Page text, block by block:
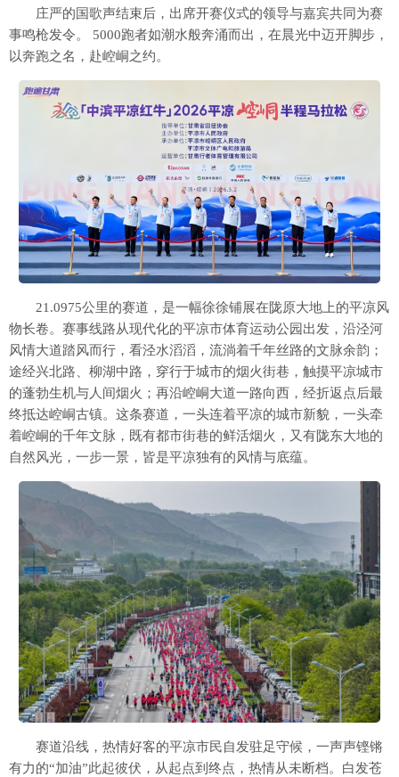
庄严的国歌声结束后，出席开赛仪式的领导与嘉宾共同为赛
事鸣枪发令。 5000跑者如潮水般奔涌而出，在晨光中迈开脚步，
以奔跑之名，赴崆峒之约。
21.0975公里的赛道，是一幅徐徐铺展在陇原大地上的平凉风
物长卷。赛事线路从现代化的平凉市体育运动公园出发，沿泾河
风情大道踏风而行，看泾水滔滔，流淌着千年丝路的文脉余韵；
途经兴北路、柳湖中路，穿行于城市的烟火街巷，触摸平凉城市
的蓬勃生机与人间烟火；再沿崆峒大道一路向西，经折返点后最
终抵达崆峒古镇。这条赛道，一头连着平凉的城市新貌，一头牵
着崆峒的千年文脉，既有都市街巷的鲜活烟火，又有陇东大地的
自然风光，一步一景，皆是平凉独有的风情与底蕴。
赛道沿线，热情好客的平凉市民自发驻足守候，一声声铿锵
有力的“加油”此起彼伏，从起点到终点，热情从未断档。白发苍